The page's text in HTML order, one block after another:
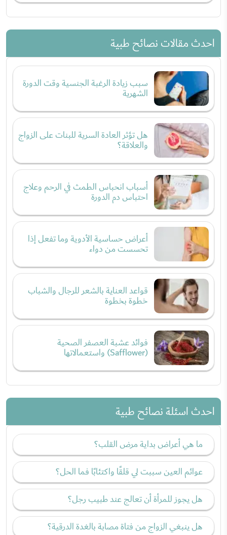
احدث مقالات نصائح طبية
سبب زيادة الرغبة الجنسية وقت الدورة
الشهرية
هل تؤثر العادة السرية للبنات على الزواج
والعلاقة؟
أسباب انحباس الطمث في الرحم وعلاج
احتباس دم الدورة
أعراض حساسية الأدوية وما تفعل إذا
تحسست من دواء
قواعد العناية بالشعر للرجال والشباب
خطوة بخطوة
فوائد عشبة العصفر الصحية
(Safflower) واستعمالاتها
احدث اسئلة نصائح طبية
ما هي أعراض بداية مرض القلب؟
عوائم العين سببت لي قلقًا واكتئابًا فما الحل؟
هل يجوز للمرأة أن تعالج عند طبيب رجل؟
هل ينبغي الزواج من فتاة مصابة بالغدة الدرقية؟